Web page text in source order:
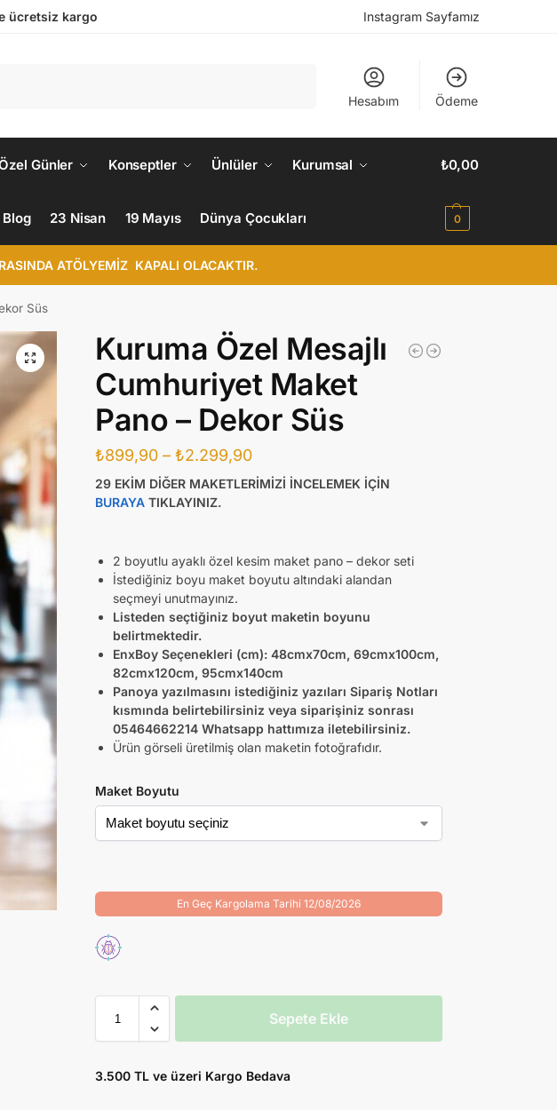
ücretsiz kargo Instagram Sayfamız
Hesabım Ödeme
Günler Konseptler Ünlüler Kurumsal
Blog 23 Nisan 19 Mayıs Dünya Çocukları
₺0,00
0
ATÖLYEMİZ KAPALI OLACAKTIR.
Süs
Kuruma Özel Mesajlı
Cumhuriyet Maket
Pano – Dekor Süs
₺899,90 –₺2.299,90
29 EKİM DİĞER MAKETLERİMİZİ İNCELEMEK İÇİN
BURAYA TIKLAYINIZ.
2 boyutlu ayaklı özel kesim maket pano – dekor seti
İstediğiniz boyu maket boyutu altındaki alandan
seçmeyi unutmayınız.
Listeden seçtiğiniz boyut maketin boyunu
belirtmektedir.
EnxBoy Seçenekleri (cm):48cmx70cm, 69cmx100cm,
82cmx120cm, 95cmx140cm
Panoya yazılmasını istediğiniz yazıları Sipariş Notları
kısmında belirtebilirsiniz veya siparişiniz sonrası
05464662214 Whatsapp hattımıza iletebilirsiniz.
Ürün görseli üretilmiş olan maketin fotoğrafıdır.
Maket Boyutu
En Geç Kargolama Tarihi 12/08/2026
Sepete Ekle
3.500 TL ve üzeri Kargo Bedava